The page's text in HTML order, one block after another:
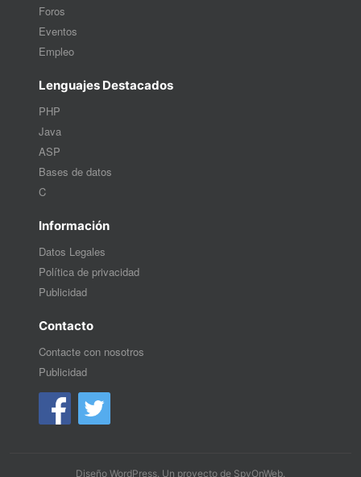
Foros
Eventos
Empleo
Lenguajes Destacados
PHP
Java
ASP
Bases de datos
C
Información
Datos Legales
Política de privacidad
Publicidad
Contacto
Contacte con nosotros
Publicidad
Diseño WordPress. Un proyecto de SpyOnWeb.